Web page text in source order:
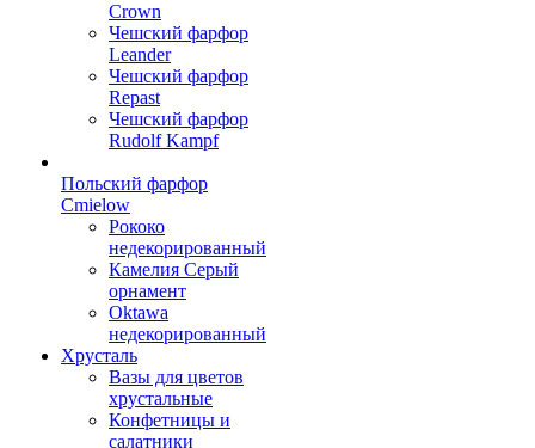
Crown
Чешский фарфор
Leander
Чешский фарфор
Repast
Чешский фарфор
Rudolf Kampf
Польский фарфор
Сmielow
Рококо
недекорированный
Камелия Серый
орнамент
Oktawa
недекорированный
Хрусталь
Вазы для цветов
хрустальные
Конфетницы и
салатники